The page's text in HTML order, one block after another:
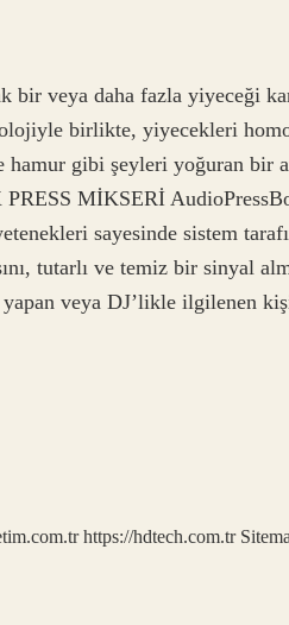
bir veya daha fazla yiyeceği
birlikte, yiyecekleri
hamur gibi şeyleri yoğuran bir
MİKSERİ
sayesinde sistem
tutarlı ve temiz bir sinyal
veya DJ’likle ilgilenen
https://hdtech.com.tr